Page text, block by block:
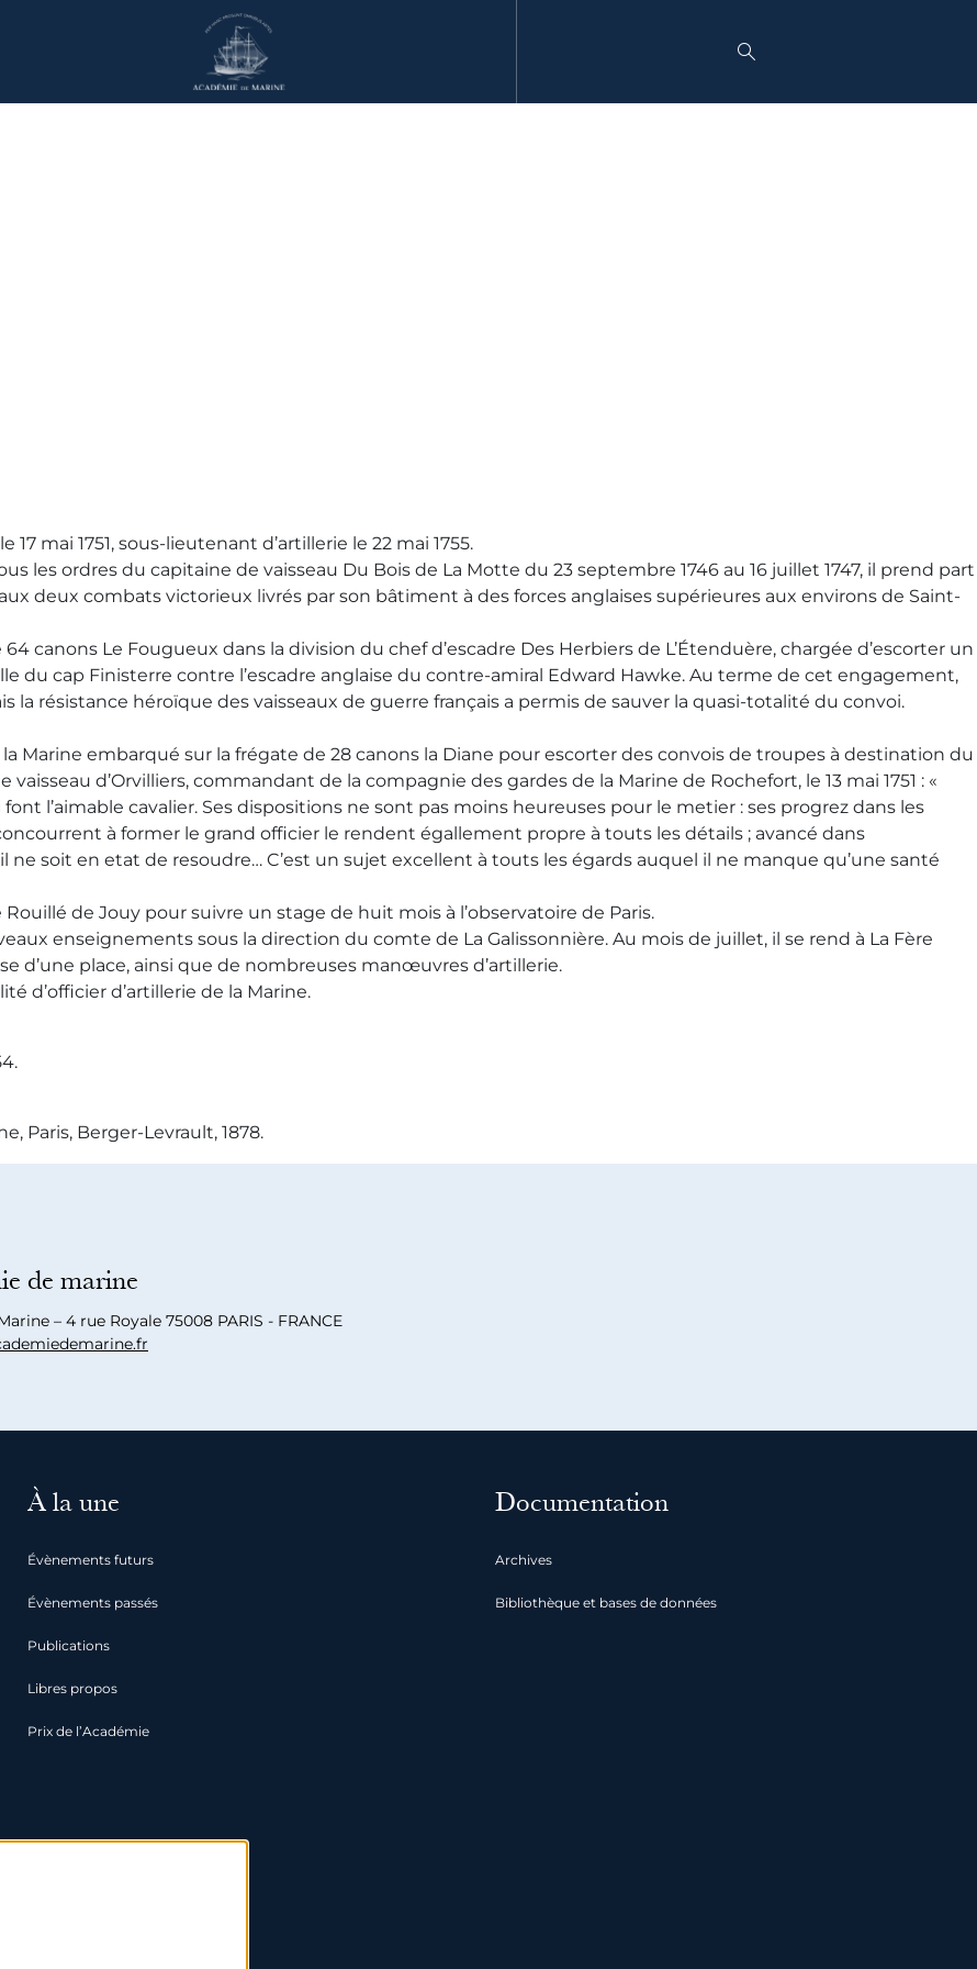
mai 1751, sous-lieutenant d’artillerie le 22 mai 1755.
les ordres du capitaine de vaisseau Du Bois de La Motte du 23 septembre 1746 au 16 juillet 1747, il prend part
deux combats victorieux livrés par son bâtiment à des forces anglaises supérieures aux environs de Saint-
canons Le Fougueux dans la division du chef d’escadre Des Herbiers de L’Étenduère, chargée d’escorter un
du cap Finisterre contre l’escadre anglaise du contre-amiral Edward Hawke. Au terme de cet engagement,
résistance héroïque des vaisseaux de guerre français a permis de sauver la quasi-totalité du convoi.
Marine embarqué sur la frégate de 28 canons la Diane pour escorter des convois de troupes à destination du
d’Orvilliers, commandant de la compagnie des gardes de la Marine de Rochefort, le 13 mai 1751 : «
l’aimable cavalier. Ses dispositions ne sont pas moins heureuses pour le metier : ses progrez dans les
à former le grand officier le rendent égallement propre à touts les détails ; avancé dans
ne soit en etat de resoudre… C’est un sujet excellent à touts les égards auquel il ne manque qu’une santé
de Jouy pour suivre un stage de huit mois à l’observatoire de Paris.
enseignements sous la direction du comte de La Galissonnière. Au mois de juillet, il se rend à La Fère
d’une place, ainsi que de nombreuses manœuvres d’artillerie.
d’officier d’artillerie de la Marine.
Paris, Berger-Levrault, 1878.
de marine
– 4 rue Royale 75008 PARIS - FRANCE
À la une
Évènements futurs
Évènements passés
Publications
Libres propos
Prix de l’Académie
Documentation
Archives
Bibliothèque et bases de données